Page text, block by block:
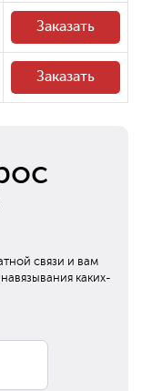
Заказать
Заказать
связи и вам
каких-